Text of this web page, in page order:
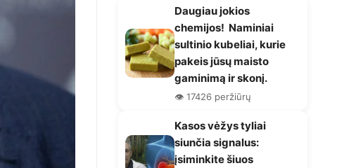
Daugiau jokios
chemijos! Naminiai
sultinio kubeliai, kurie
pakeis jūsų maisto
gaminimą ir skonį.
👁️ 17426 peržiūrų
Kasos vėžys tyliai
siunčia signalus:
įsiminkite šiuos